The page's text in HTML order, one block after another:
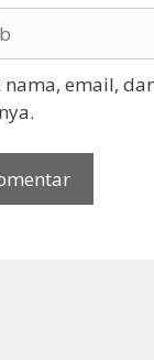
nama, email,